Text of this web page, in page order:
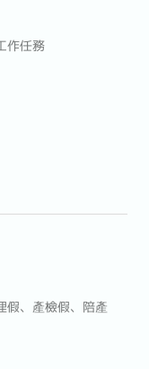
作任務
假、產檢假、陪產